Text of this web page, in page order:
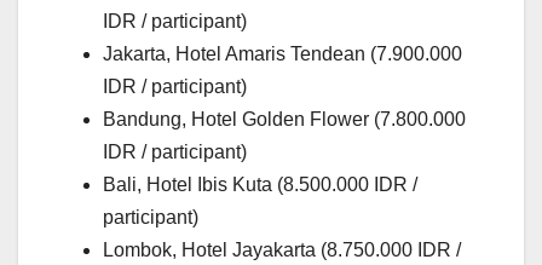
IDR / participant)
Jakarta, Hotel Amaris Tendean (7.900.000
IDR / participant)
Bandung, Hotel Golden Flower (7.800.000
IDR / participant)
Bali, Hotel Ibis Kuta (8.500.000 IDR /
participant)
Lombok, Hotel Jayakarta (8.750.000 IDR /